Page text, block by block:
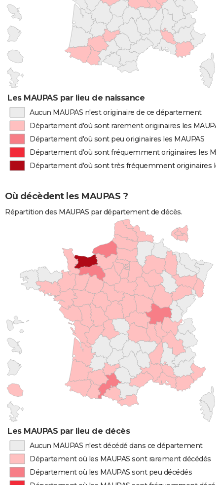
Les MAUPAS par lieu de naissance
Aucun MAUPAS n'est originaire de ce département
Département d'où sont rarement originaires les
Département d'où sont peu originaires les MAUPAS
Département d'où sont fréquemment originaires les
Département d'où sont très fréquemment originaires
Où décèdent les MAUPAS ?
Répartition des MAUPAS par département de décès.
Les MAUPAS par lieu de décès
Aucun MAUPAS n'est décédé dans ce département
Département où les MAUPAS sont rarement décédés
Département où les MAUPAS sont peu décédés